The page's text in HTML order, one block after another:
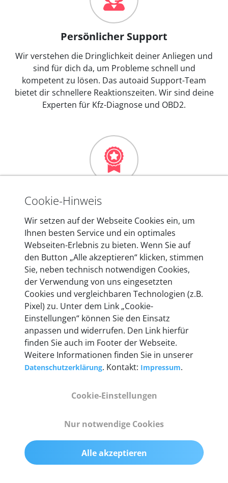
Persönlicher Support
Wir verstehen die Dringlichkeit deiner Anliegen und
sind für dich da, um Probleme schnell und
kompetent zu lösen. Das autoaid Support-Team
bietet dir schnellere Reaktionszeiten. Wir sind deine
Experten für Kfz-Diagnose und OBD2.
Mehr als 10 Jahre Erfahrung
In den Kfz-Diagnosegeräten von autoaid stecken
mehr als 10 Jahre Erfahrung, und auch in Zukunft
entwickeln wir unsere Produkte am Standort in
Berlin laufend weiter. Auf diese Qualität vertrauen
heute mehr als 60.000 Privatkunden und
Unternehmen.
Technische Details &
Lieferumfang
Abmessungen
Gewicht
200 g
Cookie-Hinweis
Wir setzen auf der Webseite Cookies ein, um
Ihnen besten Service und ein optimales
Webseiten-Erlebnis zu bieten. Wenn Sie auf
den Button „Alle akzeptieren“ klicken, stimmen
Sie, neben technisch notwendigen Cookies,
der Verwendung von uns eingesetzten
Cookies und vergleichbaren Technologien (z.B.
Pixel) zu. Unter dem Link „Cookie-
Einstellungen“ können Sie den Einsatz
anpassen und widerrufen. Den Link hierfür
finden Sie auch im Footer der Webseite.
Weitere Informationen finden Sie in unserer
Datenschutzerklärung. Kontakt: Impressum.
Cookie-Einstellungen
Nur notwendige Cookies
Alle akzeptieren